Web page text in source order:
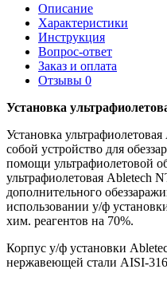
Описание
Характеристики
Инструкция
Вопрос-ответ
Заказ и оплата
Отзывы 0
Установка
Установка
собой устройство для
помощи ультрафиолетовой
ультрафиолетовая Abletech
дополнительного
использовании у/ф
хим. реагентов на 70%.
Корпус у/ф установки
нержавеющей стали AISI-